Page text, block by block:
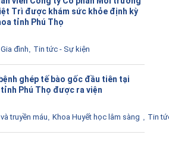
Trì được khám sức khỏe định kỳ
tỉnh Phú Thọ
đình
Tin tức - Sự kiện
ghép tế bào gốc đầu tiên tại
Phú Thọ được ra viện
truyền máu Khoa Huyết học lâm sàng Tin